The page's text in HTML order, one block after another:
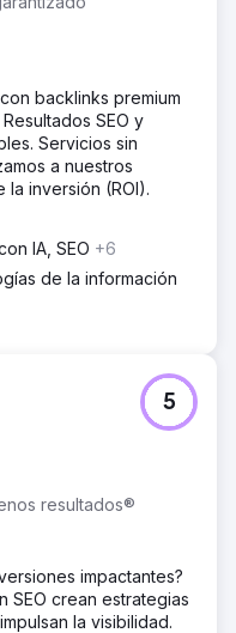
backlinks premium
SEO y
Servicios sin
a nuestros
inversión (ROI).
IA, SEO +6
de la información
resultados®
5
impactantes?
SEO crean estrategias
la visibilidad.